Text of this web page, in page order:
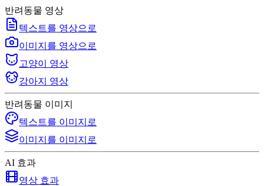
반려동물 영상
텍스트를 영상으로
이미지를 영상으로
고양이 영상
강아지 영상
반려동물 이미지
텍스트를 이미지로
이미지를 이미지로
AI 효과
영상 효과